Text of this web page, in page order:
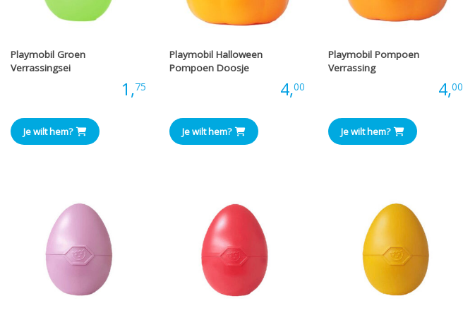
Playmobil Groen
Verrassingsei
1,75
Je wilt hem?
Playmobil Halloween
Pompoen Doosje
4,00
Je wilt hem?
Playmobil Pompoen
Verrassing
4,00
Je wilt hem?